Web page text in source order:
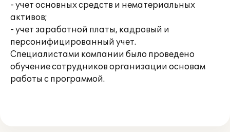
- учет основных средств и нематериальных
активов;
- учет заработной платы, кадровый и
персонифицированный учет.
Специалистами компании было проведено
обучение сотрудников организации основам
работы с программой.